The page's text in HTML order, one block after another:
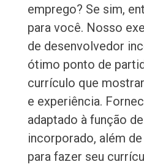
emprego? Se sim,
para você. Nosso
de desenvolvedor
ótimo ponto de
currículo que
e experiência.
adaptado à função
incorporado, além
para fazer seu